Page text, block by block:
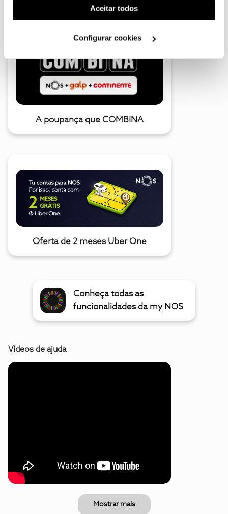
(cookies de publicidade personalizada). Pode gerir a
utilização dos cookies clicando em "Configurar
Aceitar todos
Configurar cookies
A poupança que COMBINA
Oferta de 2 meses Uber One
Conheça todas as
funcionalidades da my NOS
Vídeos de ajuda
Mostrar mais